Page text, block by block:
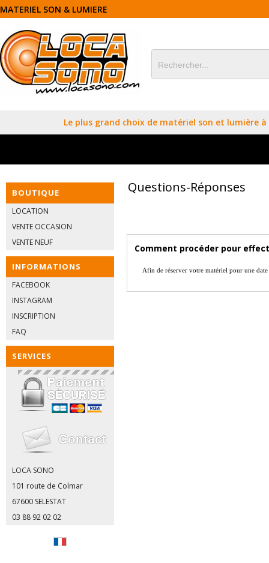
MATERIEL SON & LUMIERE
Le plus grand choix de matériel son et lumière
BOUTIQUE
LOCATION
VENTE OCCASION
VENTE NEUF
INFORMATIONS
FACEBOOK
INSTAGRAM
INSCRIPTION
FAQ
SERVICES
LOCA SONO
101 route de Colmar
67600 SELESTAT
03 88 92 02 02
Questions-Réponses
Comment procéder pour
Afin de réserver votre matériel pour une